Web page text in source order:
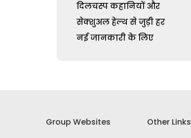
दिलचस्प कहानियों और
सेक्शुअल हेल्थ से जुड़ी हर
नई जानकारी के लिए
Group Websites
Other Links